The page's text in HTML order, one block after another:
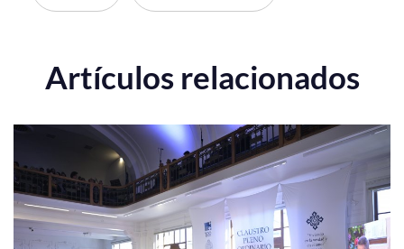
Artículos relacionados